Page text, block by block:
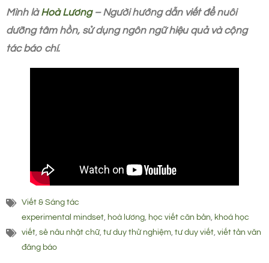
Mình làHoà Lương– Người hướng dẫn viết để nuôi
dưỡng tâm hồn, sử dụng ngôn ngữ hiệu quả và cộng
tác báo chí.
Viết & Sáng tác
experimental mindset, hoà lương, học viết căn bản, khoá học
viết, sẻ nâu nhặt chữ, tư duy thử nghiệm, tư duy viết, viết tản văn
đăng báo